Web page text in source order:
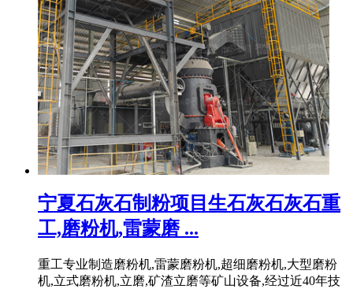
宁夏石灰石制粉项目生石灰石灰石重
工,磨粉机,雷蒙磨 ...
重工专业制造磨粉机,雷蒙磨粉机,超细磨粉机,大型磨粉
机,立式磨粉机,立磨,矿渣立磨等矿山设备,经过近40年技